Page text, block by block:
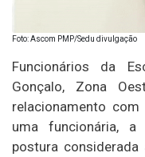
Foto: Ascom PMP/Sedu divulgação
Funcionários da
Gonçalo, Zona
relacionamento
uma funcionária,
postura